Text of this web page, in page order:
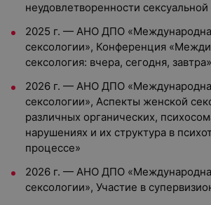
неудовлетворенности
2025 г. — АНО ДПО
сексологии», Конференция
сексология: вчера, сегодня, завтра»
2026 г. — АНО ДПО
сексологии», Аспекты женской
различных органических,
нарушениях и их структура в
процессе»
2026 г. — АНО ДПО
сексологии», Участие в